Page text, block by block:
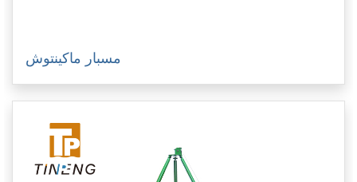
مسبار ماكينتوش